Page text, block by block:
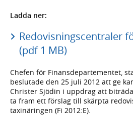
Ladda ner:
Redovisningscentraler
(pdf 1 MB)
Chefen för Finansdepartementet,
beslutade den 25 juli 2012 att ge
Christer Sjödin i uppdrag att
ta fram ett förslag till skärpta
taxinäringen (Fi 2012:E).